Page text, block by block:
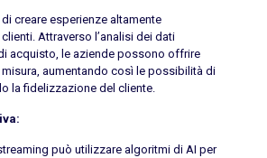
di creare esperienze altamente
Attraverso l’analisi dei dati
acquisto, le aziende possono offrire
aumentando così le possibilità di
la fidelizzazione del cliente.
può utilizzare algoritmi di AI per